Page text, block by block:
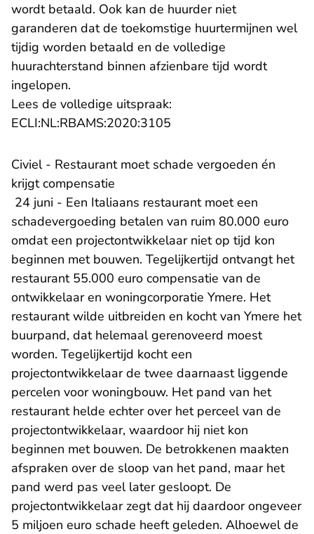
wordt betaald. Ook kan de huurder niet
garanderen dat de toekomstige huurtermijnen wel
tijdig worden betaald en de volledige
huurachterstand binnen afzienbare tijd wordt
ingelopen.
Lees de volledige uitspraak:
ECLI:NL:RBAMS:2020:3105
Civiel - Restaurant moet schade vergoeden én
krijgt compensatie
24 juni - Een Italiaans restaurant moet een
schadevergoeding betalen van ruim 80.000 euro
omdat een projectontwikkelaar niet op tijd kon
beginnen met bouwen. Tegelijkertijd ontvangt het
restaurant 55.000 euro compensatie van de
ontwikkelaar en woningcorporatie Ymere. Het
restaurant wilde uitbreiden en kocht van Ymere het
buurpand, dat helemaal gerenoveerd moest
worden. Tegelijkertijd kocht een
projectontwikkelaar de twee daarnaast liggende
percelen voor woningbouw. Het pand van het
restaurant helde echter over het perceel van de
projectontwikkelaar, waardoor hij niet kon
beginnen met bouwen. De betrokkenen maakten
afspraken over de sloop van het pand, maar het
pand werd pas veel later gesloopt. De
projectontwikkelaar zegt dat hij daardoor ongeveer
5 miljoen euro schade heeft geleden. Alhoewel de